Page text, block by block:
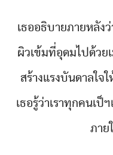
เธออธิบายภายหลังว่
ผิวเข้มที่อุดมไปด้วย
สร้างแรงบันดาลใจ
เธอรู้ว่าเราทุกคนเ
ภาย